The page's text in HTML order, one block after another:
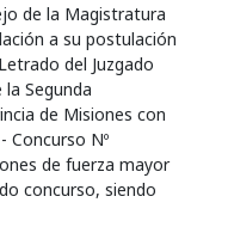
la Magistratura
a su postulación
del Juzgado
Segunda
de Misiones con
Concurso Nº
de fuerza mayor
concurso, siendo